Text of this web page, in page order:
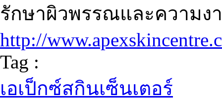
รักษาผิวพรรณและความ
http://
Tag :
เอเป็กซ์สกินเซ็นเตอร์